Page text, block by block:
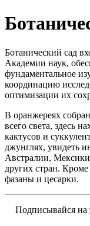
Ботанический сад
Академии наук,
фундаментальное
координацию
оптимизации их
В оранжереях
всего света, здесь
кактусов и
джунглях, увидеть
Австралии,
других стран.
фазаны и цесарки.
Подписывайся на